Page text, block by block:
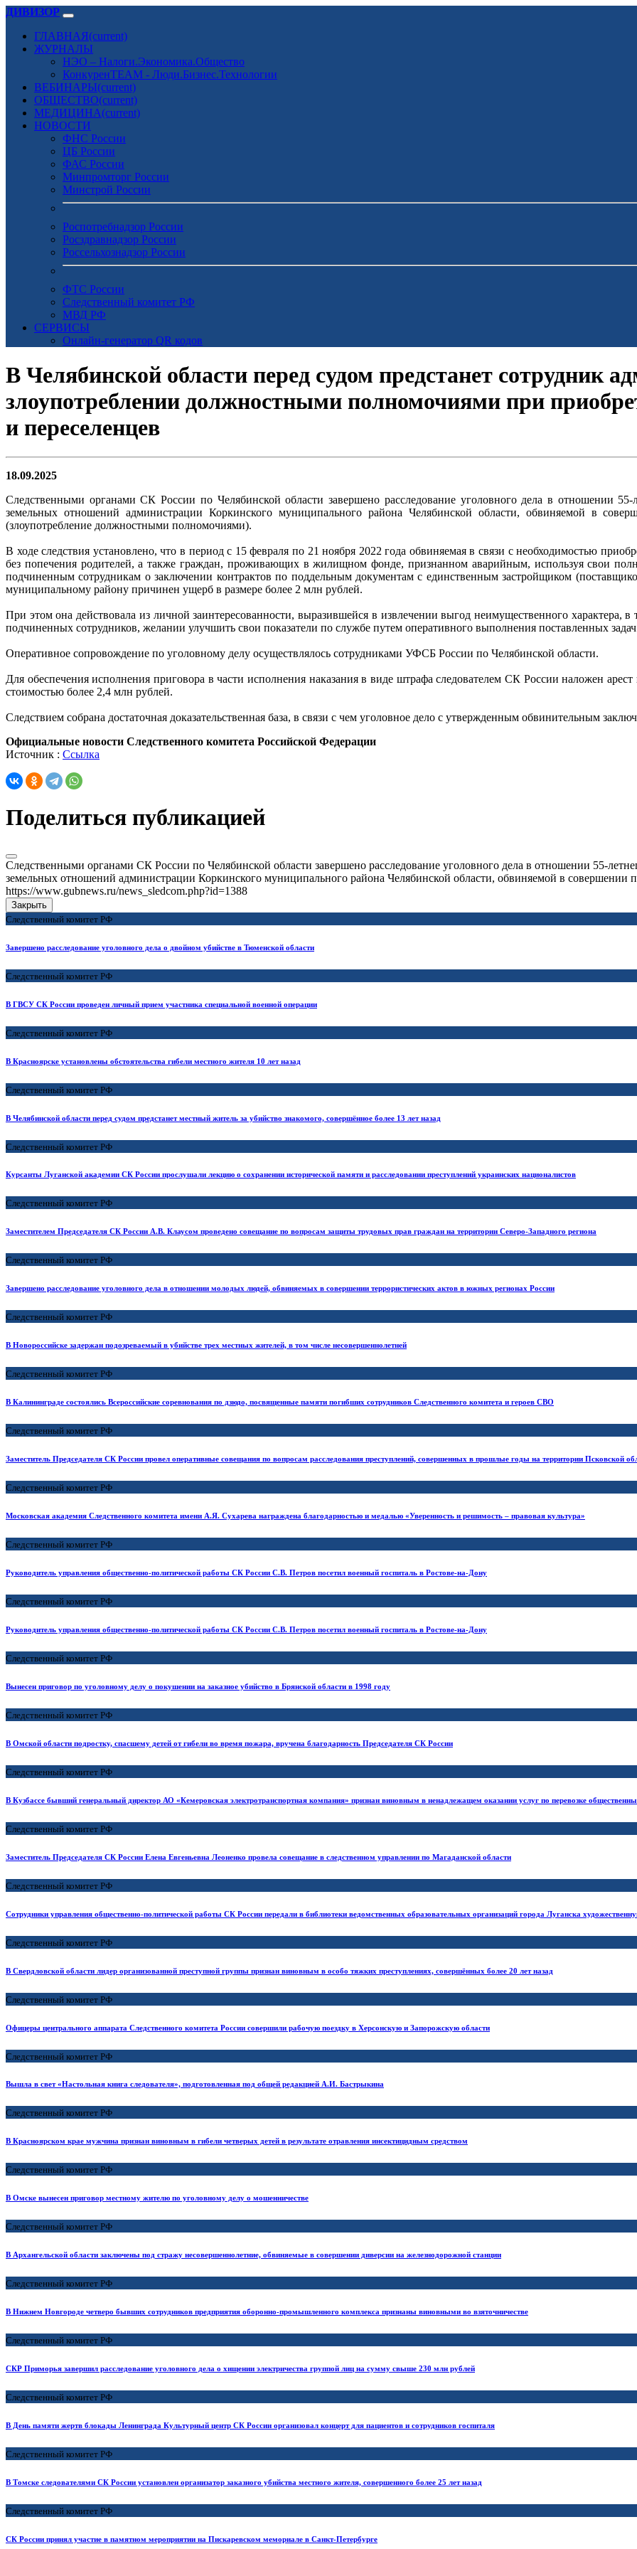
ДИВИЗОР
ГЛАВНАЯ(current)
ЖУРНАЛЫ
НЭО – Налоги.Экономика.Общество
КонкуренTEAM - Люди.Бизнес.Технологии
ВЕБИНАРЫ(current)
ОБЩЕСТВО(current)
МЕДИЦИНА(current)
НОВОСТИ
ФНС России
ЦБ России
ФАС России
Минпромторг России
Минстрой России
Роспотребнадзор России
Росздравнадзор России
Россельхознадзор России
ФТС России
Следственный комитет РФ
МВД РФ
СЕРВИСЫ
Онлайн-генератор QR кодов
В Челябинской области перед судом предстанет сотрудник
злоупотреблении должностными полномочиями при
и переселенцев
18.09.2025
Следственными органами СК России по Челябинской области завершено расследование уголовного дела в отношении
земельных отношений администрации Коркинского муниципального района Челябинской области, обвиняемой в
(злоупотребление должностными полномочиями).
В ходе следствия установлено, что в период с 15 февраля по 21 ноября 2022 года обвиняемая в связи с необходимостью
без попечения родителей, а также граждан, проживающих в жилищном фонде, признанном аварийным, используя свои
подчиненным сотрудникам о заключении контрактов по поддельным документам с единственным застройщиком
муниципальному району причинен ущерб в размере более 2 млн рублей.
При этом она действовала из личной заинтересованности, выразившейся в извлечении выгод неимущественного характера,
подчиненных сотрудников, желании улучшить свои показатели по службе путем оперативного выполнения поставленных
Оперативное сопровождение по уголовному делу осуществлялось сотрудниками УФСБ России по Челябинской области.
Для обеспечения исполнения приговора в части исполнения наказания в виде штрафа следователем СК России наложен
стоимостью более 2,4 млн рублей.
Следствием собрана достаточная доказательственная база, в связи с чем уголовное дело с утвержденным обвинительным
Официальные новости Следственного комитета Российской Федерации
Источник : Ссылка
Поделиться публикацией
Следственными органами СК России по Челябинской области завершено расследование уголовного дела в отношении 55-
земельных отношений администрации Коркинского муниципального района Челябинской области, обвиняемой в совершении
https://www.gubnews.ru/news_sledcom.php?id=1388
Закрыть
Следственный комитет РФ
Завершено расследование уголовного дела о двойном убийстве в Тюменской области
Следственный комитет РФ
В ГВСУ СК России проведен личный прием участника специальной военной операции
Следственный комитет РФ
В Красноярске установлены обстоятельства гибели местного жителя 10 лет назад
Следственный комитет РФ
В Челябинской области перед судом предстанет местный житель за убийство знакомого, совершённое более 13 лет назад
Следственный комитет РФ
Курсанты Луганской академии СК России прослушали лекцию о сохранении исторической памяти и расследовании преступлений украинских националистов
Следственный комитет РФ
Заместителем Председателя СК России А.В. Клаусом проведено совещание по вопросам защиты трудовых прав граждан на территории Северо-Западного региона
Следственный комитет РФ
Завершено расследование уголовного дела в отношении молодых людей, обвиняемых в совершении террористических актов в южных регионах России
Следственный комитет РФ
В Новороссийске задержан подозреваемый в убийстве трех местных жителей, в том числе несовершеннолетней
Следственный комитет РФ
В Калининграде состоялись Всероссийские соревнования по дзюдо, посвященные памяти погибших сотрудников Следственного комитета и героев СВО
Следственный комитет РФ
Заместитель Председателя СК России провел оперативные совещания по вопросам расследования преступлений, совершенных в прошлые годы на территории Псковской
Следственный комитет РФ
Московская академия Следственного комитета имени А.Я. Сухарева награждена благодарностью и медалью «Уверенность и решимость – правовая культура»
Следственный комитет РФ
Руководитель управления общественно-политической работы СК России С.В. Петров посетил военный госпиталь в Ростове-на-Дону
Следственный комитет РФ
Руководитель управления общественно-политической работы СК России С.В. Петров посетил военный госпиталь в Ростове-на-Дону
Следственный комитет РФ
Вынесен приговор по уголовному делу о покушении на заказное убийство в Брянской области в 1998 году
Следственный комитет РФ
В Омской области подростку, спасшему детей от гибели во время пожара, вручена благодарность Председателя СК России
Следственный комитет РФ
В Кузбассе бывший генеральный директор АО «Кемеровская электротранспортная компания» признан виновным в ненадлежащем оказании услуг по перевозке
Следственный комитет РФ
Заместитель Председателя СК России Елена Евгеньевна Леоненко провела совещание в следственном управлении по Магаданской области
Следственный комитет РФ
Сотрудники управления общественно-политической работы СК России передали в библиотеки ведомственных образовательных организаций города Луганска
Следственный комитет РФ
В Свердловской области лидер организованной преступной группы признан виновным в особо тяжких преступлениях, совершённых более 20 лет назад
Следственный комитет РФ
Офицеры центрального аппарата Следственного комитета России совершили рабочую поездку в Херсонскую и Запорожскую области
Следственный комитет РФ
Вышла в свет «Настольная книга следователя», подготовленная под общей редакцией А.И. Бастрыкина
Следственный комитет РФ
В Красноярском крае мужчина признан виновным в гибели четверых детей в результате отравления инсектицидным средством
Следственный комитет РФ
В Омске вынесен приговор местному жителю по уголовному делу о мошенничестве
Следственный комитет РФ
В Архангельской области заключены под стражу несовершеннолетние, обвиняемые в совершении диверсии на железнодорожной станции
Следственный комитет РФ
В Нижнем Новгороде четверо бывших сотрудников предприятия оборонно-промышленного комплекса признаны виновными во взяточничестве
Следственный комитет РФ
СКР Приморья завершил расследование уголовного дела о хищении электричества группой лиц на сумму свыше 230 млн рублей
Следственный комитет РФ
В День памяти жертв блокады Ленинграда Культурный центр СК России организовал концерт для пациентов и сотрудников госпиталя
Следственный комитет РФ
В Томске следователями СК России установлен организатор заказного убийства местного жителя, совершенного более 25 лет назад
Следственный комитет РФ
СК России принял участие в памятном мероприятии на Пискаревском мемориале в Санкт-Петербурге